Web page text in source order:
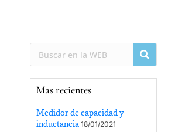
Mas recientes
Medidor de capacidad y
inductancia 18/01/2021